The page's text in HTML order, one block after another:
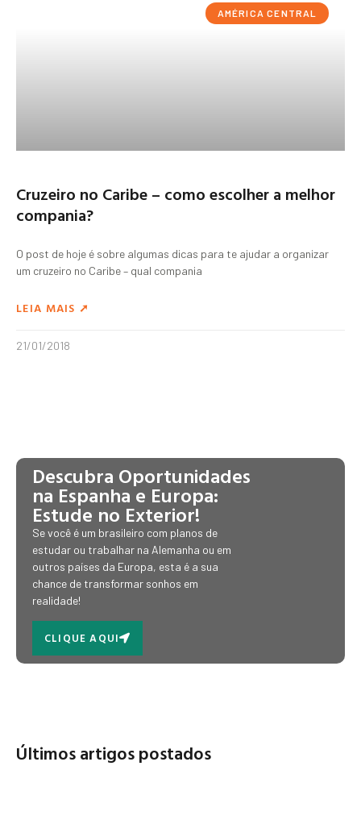
AMÉRICA CENTRAL
Cruzeiro no Caribe – como escolher a melhor
compania?
O post de hoje é sobre algumas dicas para te ajudar a organizar
um cruzeiro no Caribe – qual compania
LEIA MAIS ➚
21/01/2018
Descubra Oportunidades
na Espanha e Europa:
Estude no Exterior!
Se você é um brasileiro com planos de
estudar ou trabalhar na Alemanha ou em
outros países da Europa, esta é a sua
chance de transformar sonhos em
realidade!
CLIQUE AQUI
Últimos artigos postados